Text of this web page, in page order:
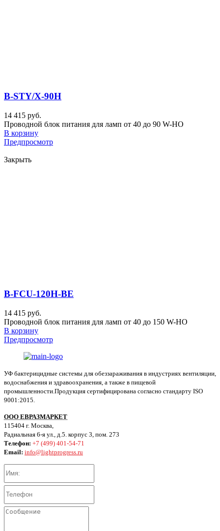
B-STY/X-90H
14 415 руб.
Проводной блок питания для ламп от 40 до 90 W-HO
В корзину
Предпросмотр
Закрыть
B-FCU-120H-BE
14 415 руб.
Проводной блок питания для ламп от 40 до 150 W-HO
В корзину
Предпросмотр
УФ бактерицидные системы для обеззараживания в индустриях вентиляции,
водоснабжения и здравоохранения, а также в пищевой
промышленности.Продукция сертифицирована согласно стандарту ISO
9001:2015.
ООО ЕВРАЗМАРКЕТ
115404 г. Москва,
Радиальная 6-я ул., д.5. корпус 3, пом. 273
Телефон: +7 (499) 401-54-71
Email: info@lightprogress.ru